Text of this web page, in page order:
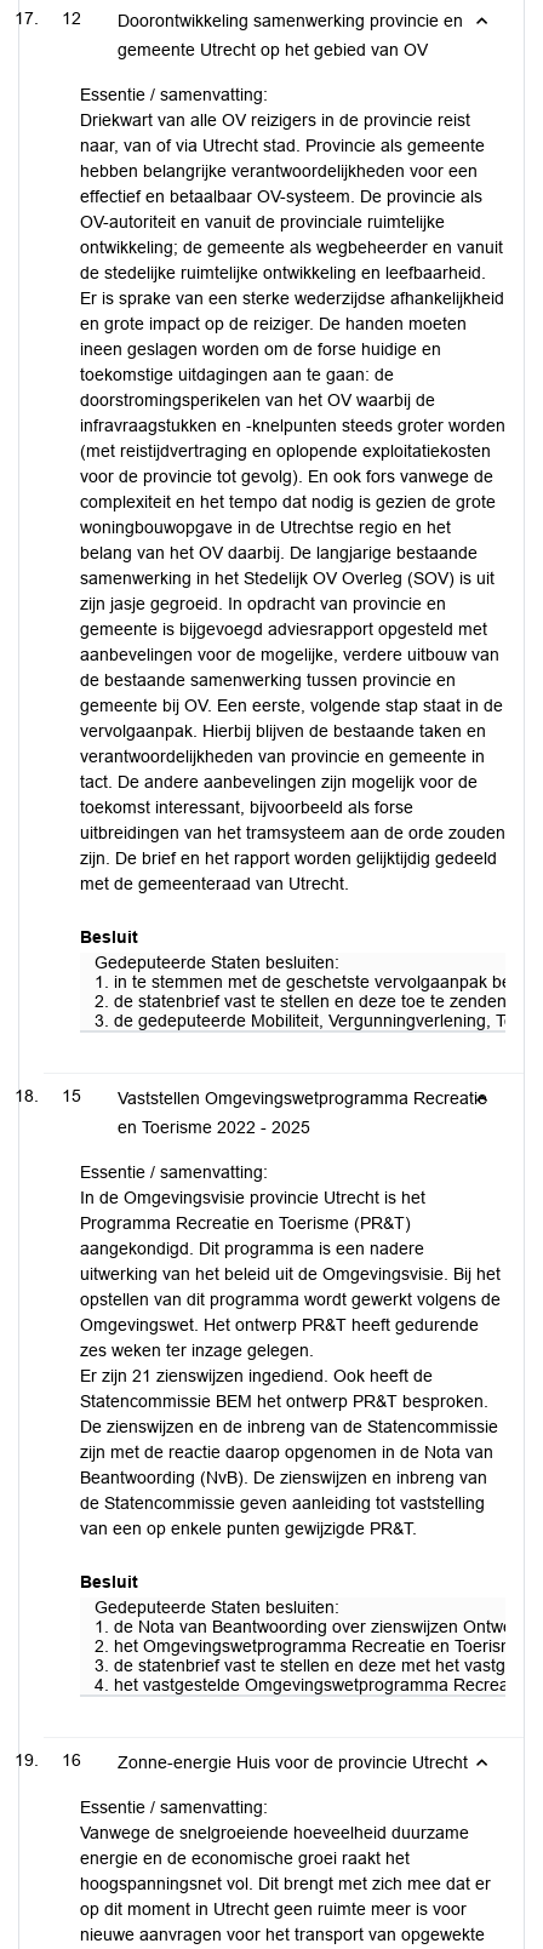
12
Doorontwikkeling samenwerking provincie en
gemeente Utrecht op het gebied van OV
Essentie / samenvatting:
Driekwart van alle OV reizigers in de provincie reist
naar, van of via Utrecht stad. Provincie als gemeente
hebben belangrijke verantwoordelijkheden voor een
effectief en betaalbaar OV-systeem. De provincie als
OV-autoriteit en vanuit de provinciale ruimtelijke
ontwikkeling; de gemeente als wegbeheerder en vanuit
de stedelijke ruimtelijke ontwikkeling en leefbaarheid.
Er is sprake van een sterke wederzijdse afhankelijkheid
en grote impact op de reiziger. De handen moeten
ineen geslagen worden om de forse huidige en
toekomstige uitdagingen aan te gaan: de
doorstromingsperikelen van het OV waarbij de
infravraagstukken en -knelpunten steeds groter worden
(met reistijdvertraging en oplopende exploitatiekosten
voor de provincie tot gevolg). En ook fors vanwege de
complexiteit en het tempo dat nodig is gezien de grote
woningbouwopgave in de Utrechtse regio en het
belang van het OV daarbij. De langjarige bestaande
samenwerking in het Stedelijk OV Overleg (SOV) is uit
zijn jasje gegroeid. In opdracht van provincie en
gemeente is bijgevoegd adviesrapport opgesteld met
aanbevelingen voor de mogelijke, verdere uitbouw van
de bestaande samenwerking tussen provincie en
gemeente bij OV. Een eerste, volgende stap staat in de
vervolgaanpak. Hierbij blijven de bestaande taken en
verantwoordelijkheden van provincie en gemeente in
tact. De andere aanbevelingen zijn mogelijk voor de
toekomst interessant, bijvoorbeeld als forse
uitbreidingen van het tramsysteem aan de orde zouden
zijn. De brief en het rapport worden gelijktijdig gedeeld
met de gemeenteraad van Utrecht.
Besluit
Gedeputeerde Staten besluiten:
1. in te stemmen met de geschetste vervolgaanpak
2. de statenbrief vast te stellen en deze toe te zenden
3. de gedeputeerde Mobiliteit, Vergunningverlening,
15
Vaststellen Omgevingswetprogramma Recreatie
en Toerisme 2022 - 2025
Essentie / samenvatting:
In de Omgevingsvisie provincie Utrecht is het
Programma Recreatie en Toerisme (PR&T)
aangekondigd. Dit programma is een nadere
uitwerking van het beleid uit de Omgevingsvisie. Bij het
opstellen van dit programma wordt gewerkt volgens de
Omgevingswet. Het ontwerp PR&T heeft gedurende
zes weken ter inzage gelegen.
Er zijn 21 zienswijzen ingediend. Ook heeft de
Statencommissie BEM het ontwerp PR&T besproken.
De zienswijzen en de inbreng van de Statencommissie
zijn met de reactie daarop opgenomen in de Nota van
Beantwoording (NvB). De zienswijzen en inbreng van
de Statencommissie geven aanleiding tot vaststelling
van een op enkele punten gewijzigde PR&T.
Besluit
Gedeputeerde Staten besluiten:
1. de Nota van Beantwoording over zienswijzen Ontwerp
2. het Omgevingswetprogramma Recreatie en Toerisme
3. de statenbrief vast te stellen en deze met het
4. het vastgestelde Omgevingswetprogramma Recreatie
16 Zonne-energie Huis voor de provincie Utrecht
Essentie / samenvatting:
Vanwege de snelgroeiende hoeveelheid duurzame
energie en de economische groei raakt het
hoogspanningsnet vol. Dit brengt met zich mee dat er
op dit moment in Utrecht geen ruimte meer is voor
nieuwe aanvragen voor het transport van opgewekte